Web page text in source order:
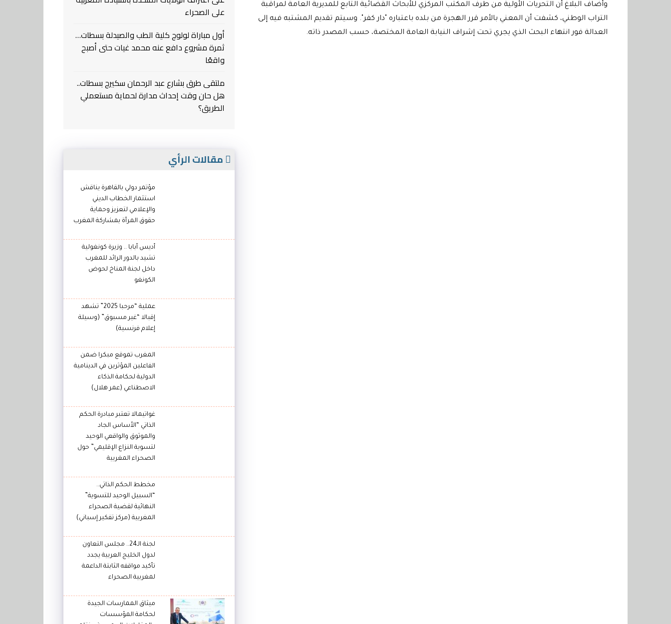
وأضاف البلاغ أن التحريات الأولية من طرف المكتب المركزي للأبحاث القضائية التابع للمديرية العامة لمراقبة
التراب الوطني، كشفت أن المعني بالأمر قرر الهجرة من بلده باعتباره "دار كفر". وسيتم تقديم المشتبه فيه إلى
العدالة فور انتهاء البحث الذي يجري تحت إشراف النيابة العامة المختصة، حسب المصدر ذاته.
على الصحراء
أول مباراة لولوج كلية الطب والصيدلة بسطات…
ثمرة مشروع دافع عنه محمد غيات حتى أصبح
واقعًا
ملتقى طرق بشارع عبد الرحمان سكيرج بسطات..
هل حان وقت إحداث مدارة لحماية مستعملي
الطريق؟
مقالات الرأي
مؤتمر دولي بالقاهرة يناقش
استثمار الخطاب الديني
والإعلامي لتعزيز وحماية
حقوق المرأة بمشاركة المغرب
أديس أبابا .. وزيرة كونغولية
تشيد بالدور الرائد للمغرب
داخل لجنة المناخ لحوض
الكونغو
عملية “مرحبا 2025” تشهد
إقبالا “غير مسبوق” (وسيلة
إعلام فرنسية)
المغرب تموقع مبكرا ضمن
الفاعلين المؤثرين في الدينامية
الدولية لحكامة الذكاء
الاصطناعي (عمر هلال)
غواتيمالا تعتبر مبادرة الحكم
الذاتي “الأساس الجاد
والموثوق والواقعي الوحيد
لتسوية النزاع الإقليمي” حول
الصحراء المغربية
مخطط الحكم الذاتي..
“السبيل الوحيد للتسوية”
النهائية لقضية الصحراء
المغربية (مركز تفكير إسباني)
لجنة الـ24.. مجلس التعاون
لدول الخليج العربية يجدد
تأكيد مواقفه الثابتة الداعمة
لمغربية الصحراء
ميثاق الممارسات الجيدة
لحكامة المؤسسات